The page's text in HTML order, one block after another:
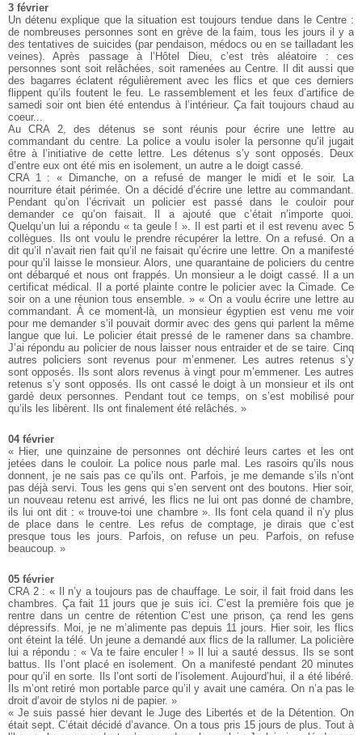
3 février
Un détenu explique que la situation est toujours tendue dans le Centre :
de nombreuses personnes sont en grève de la faim, tous les jours il y a
des tentatives de suicides (par pendaison, médocs ou en se tailladant les
veines). Après passage à l’Hôtel Dieu, c’est très aléatoire : ces
personnes sont soit relâchées, soit ramenées au Centre. Il dit aussi que
des bagarres éclatent régulièrement avec les flics et que ces derniers
flippent qu’ils foutent le feu. Le rassemblement et les feux d’artifice de
samedi soir ont bien été entendus à l’intérieur. Ça fait toujours chaud au
coeur...
Au CRA 2, des détenus se sont réunis pour écrire une lettre au
commandant du centre. La police a voulu isoler la personne qu’il jugait
être à l’initiative de cette lettre. Les détenus s’y sont opposés. Deux
d’entre eux ont été mis en isolement, un autre a le doigt cassé.
CRA 1 : « Dimanche, on a refusé de manger le midi et le soir. La
nourriture était périmée. On a décidé d’écrire une lettre au commandant.
Pendant qu’on l’écrivait un policier est passé dans le couloir pour
demander ce qu’on faisait. Il a ajouté que c’était n’importe quoi.
Quelqu’un lui a répondu « ta geule ! ». Il est parti et il est revenu avec 5
collègues. Ils ont voulu le prendre récupérer la lettre. On a refusé. On a
dit qu’il n’avait rien fait qu’il ne faisait qu’écrire une lettre. On a manifesté
pour qu’il laisse le monsieur. Alors, une quarantaine de policiers du centre
ont débarqué et nous ont frappés. Un monsieur a le doigt cassé. Il a un
certificat médical. Il a porté plainte contre le policier avec la Cimade. Ce
soir on a une réunion tous ensemble. » « On a voulu écrire une lettre au
commandant. À ce moment-là, un monsieur égyptien est venu me voir
pour me demander s’il pouvait dormir avec des gens qui parlent la même
langue que lui. Le policier était pressé de le ramener dans sa chambre.
J’ai répondu au policier de nous laisser nous entraider et de se taire. Cinq
autres policiers sont revenus pour m’enmener. Les autres retenus s’y
sont opposés. Ils sont alors revenus à vingt pour m’emmener. Les autres
retenus s’y sont opposés. Ils ont cassé le doigt à un monsieur et ils ont
gardé deux personnes. Pendant tout ce temps, on s’est mobilisé pour
qu’ils les libèrent. Ils ont finalement été relâchés. »
04 février
« Hier, une quinzaine de personnes ont déchiré leurs cartes et les ont
jetées dans le couloir. La police nous parle mal. Les rasoirs qu’ils nous
donnent, je ne sais pas ce qu’ils ont. Parfois, je me demande s’ils n’ont
pas déjà servi. Tous les gens qui s’en servent ont des boutons. Hier soir,
un nouveau retenu est arrivé, les flics ne lui ont pas donné de chambre,
ils lui ont dit : « trouve-toi une chambre ». Ils font cela quand il n’y plus
de place dans le centre. Les refus de comptage, je dirais que c’est
presque tous les jours. Parfois, on refuse un peu. Parfois, on refuse
beaucoup. »
05 février
CRA 2 : « Il n’y a toujours pas de chauffage. Le soir, il fait froid dans les
chambres. Ça fait 11 jours que je suis ici. C’est la première fois que je
rentre dans un centre de rétention C’est une prison, ça rend les gens
dépressifs. Moi, je ne m’alimente pas depuis 11 jours. Hier soir, les flics
ont éteint la télé. Un jeune a demandé aux flics de la rallumer. La policière
lui a répondu : « Va te faire enculer ! » Il lui a sauté dessus. Ils se sont
battus. Ils l’ont placé en isolement. On a manifesté pendant 20 minutes
pour qu’il en sorte. Ils l’ont sorti de l’isolement. Aujourd’hui, il a été libéré.
Ils m’ont retiré mon portable parce qu’il y avait une caméra. On n’a pas le
droit d’avoir de stylos ni de papier. »
« Je suis passé hier devant le Juge des Libertés et de la Détention. On
était sept. C’était décidé d’avance. On a tous pris 15 jours de plus. Tout à